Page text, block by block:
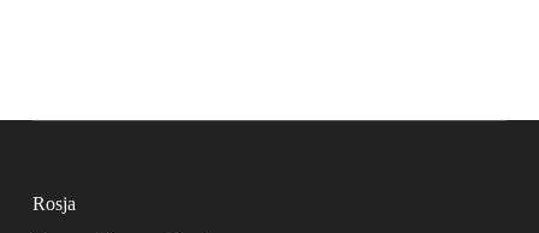
Rosja